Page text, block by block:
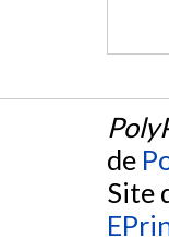
de
Site